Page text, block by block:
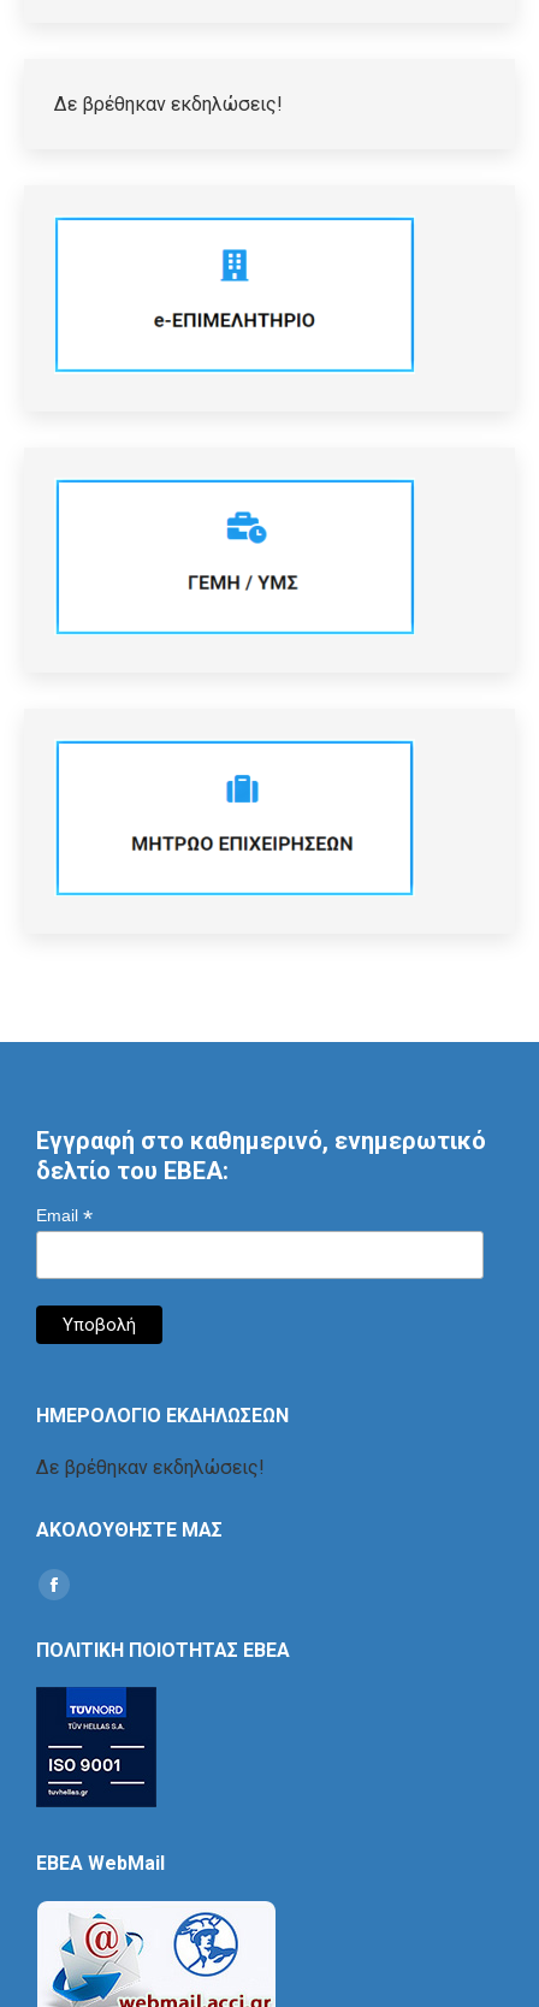
Δε βρέθηκαν εκδηλώσεις!
Εγγραφή στο καθημερινό, ενημερωτικό
δελτίο του ΕΒΕΑ:
Email *
ΗΜΕΡΟΛΟΓΙΟ ΕΚΔΗΛΩΣΕΩΝ
Δε βρέθηκαν εκδηλώσεις!
ΑΚΟΛΟΥΘΗΣΤΕ ΜΑΣ
Find us on:
Social
ΠΟΛΙΤΙΚΗ ΠΟΙΟΤΗΤΑΣ ΕΒΕΑ
EBEA WebMail